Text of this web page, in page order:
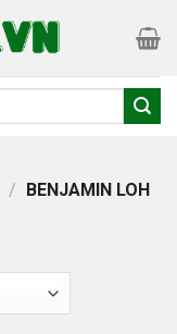
/ BENJAMIN LOH